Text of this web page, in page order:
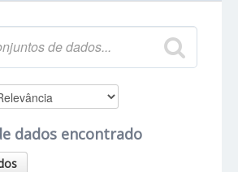
dados encontrado